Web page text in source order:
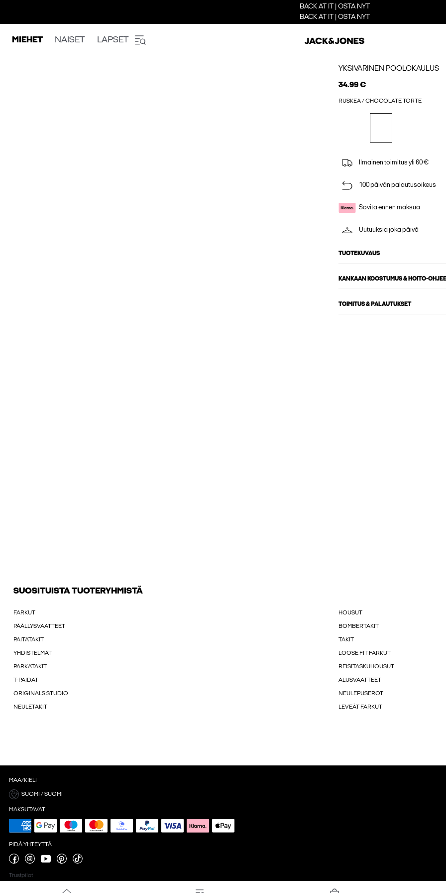
BACK AT IT | OSTA NYT
BACK AT IT | OSTA NYT
MIEHET NAISET LAPSET
YKSIVÄRINEN POOLOKAULUS
34.99 €
RUSKEA / CHOCOLATE TORTE
Ilmainen toimitus yli 60 €
100 päivän palautusoikeus
Sovita ennen maksua
Uutuuksia joka päivä
TUOTEKUVAUS
KANKAAN KOOSTUMUS & HOITO-
TOIMITUS & PALAUTUKSET
SUOSITUISTA TUOTERYHMISTÄ
FARKUT HOUSUT
PÄÄLLYSVAATTEET BOMBERTAKIT
PAITATAKIT TAKIT
YHDISTELMÄT LOOSE FIT FARKUT
PARKATAKIT REISITASKUHOUSUT
T-PAIDAT ALUSVAATTEET
ORIGINALS STUDIO NEULEPUSEROT
NEULETAKIT LEVEÄT FARKUT
MAA/KIELI
SUOMI / SUOMI
MAKSUTAVAT
PIDÄ YHTEYTTÄ
Trustpilot